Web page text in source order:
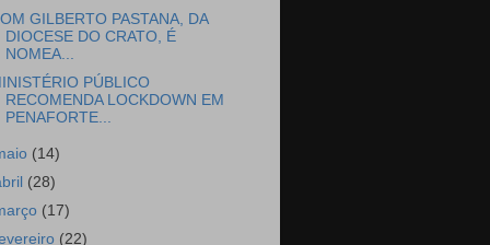
GILBERTO PASTANA, DA
DIOCESE DO CRATO, É
NOMEA...
PÚBLICO
RECOMENDA LOCKDOWN EM
PENAFORTE...
(14)
(28)
(17)
(22)